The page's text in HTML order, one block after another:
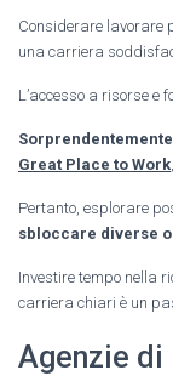
Considerare lavorare
una carriera
L’accesso a risorse e
Sorprendentemente
Great Place to Work
Pertanto, esplorare
sbloccare diverse
Investire tempo nella
carriera chiari è un
Agenzie